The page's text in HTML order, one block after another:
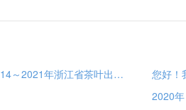
因论文数据，想要了解2014～2021年浙江省茶叶出口量、出口金额以及它们占全国比重；2021年浙江省茶叶出口各个国家的出口量？